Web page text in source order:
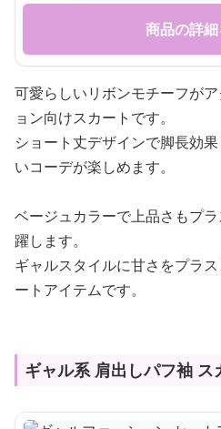
商品の詳
可愛らしいリボンモチーフが
ョン向けスカートです。
ショート丈デザインで脚長効
いコーデが楽しめます。
ベージュカラーで上品さもプ
躍します。
ギャルスタイルに甘さをプラ
ートアイテムです。
ギャル系 肩出しパフ袖 ス